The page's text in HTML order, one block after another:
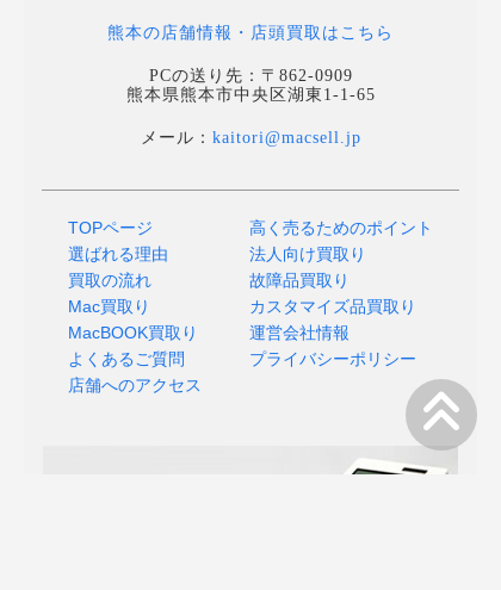
熊本の店舗情報・店頭買取はこちら
PCの送り先：〒862-0909
熊本県熊本市中央区湖東1-1-65
メール： kaitori@macsell.jp
TOPページ
選ばれる理由
買取の流れ
Mac買取り
MacBOOK買取り
よくあるご質問
店舗へのアクセス
高く売るためのポイント
法人向け買取り
故障品買取り
カスタマイズ品買取り
運営会社情報
プライバシーポリシー